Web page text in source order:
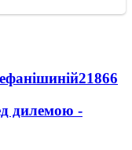
21866
дилемою -